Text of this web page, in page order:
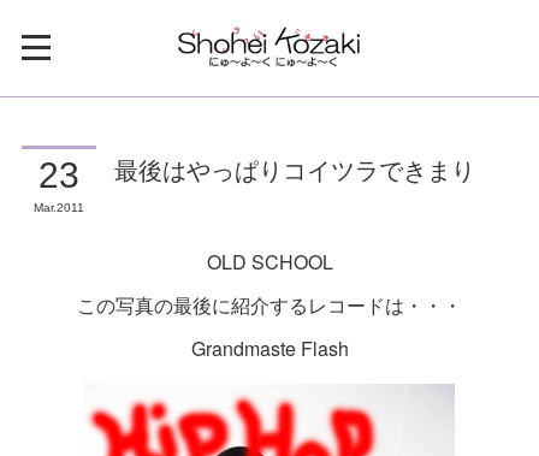
23
Mar 2011
最後はやっぱりコイツラできまり
OLD SCHOOL
この写真の最後に紹介するレコードは・・・
Grandmaste Flash